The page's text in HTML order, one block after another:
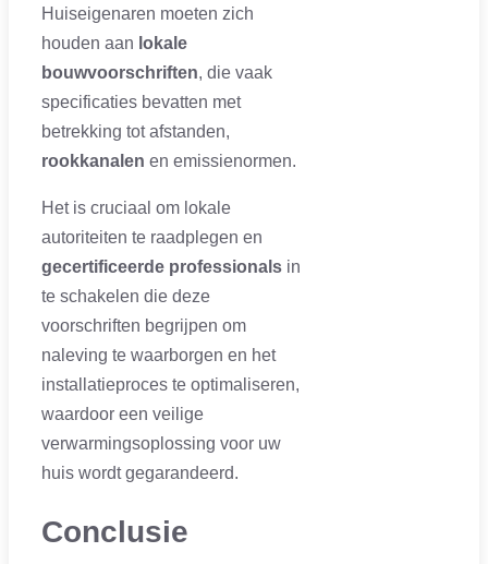
Huiseigenaren moeten zich
houden aan lokale
bouwvoorschriften, die vaak
specificaties bevatten met
betrekking tot afstanden,
rookkanalen en emissienormen.
Het is cruciaal om lokale
autoriteiten te raadplegen en
gecertificeerde professionals in
te schakelen die deze
voorschriften begrijpen om
naleving te waarborgen en het
installatieproces te optimaliseren,
waardoor een veilige
verwarmingsoplossing voor uw
huis wordt gegarandeerd.
Conclusie